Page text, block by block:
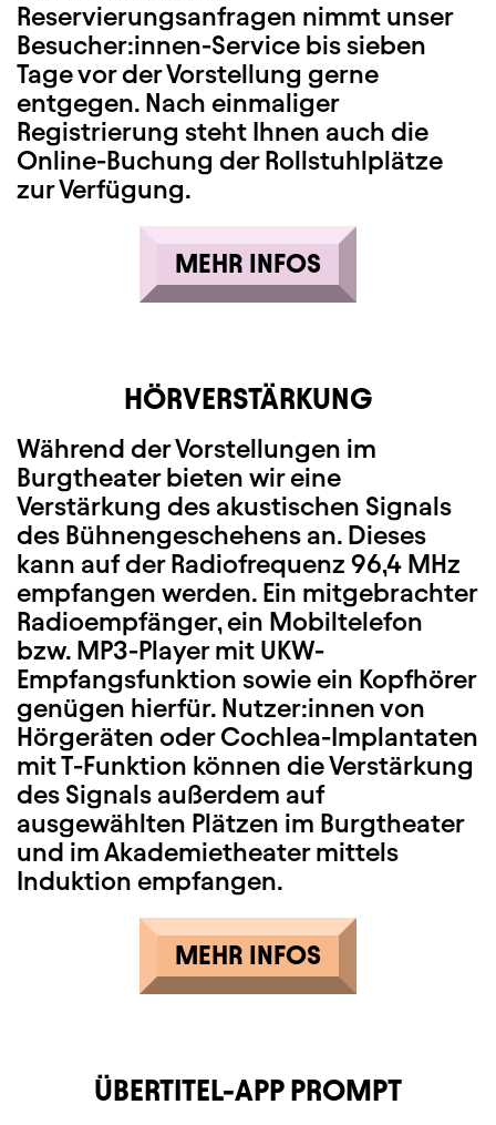
Reservierungsanfragen nimmt unser
Besucher:innen-Service bis sieben
Tage vor der Vorstellung gerne
entgegen. Nach einmaliger
Registrierung steht Ihnen auch die
Online-Buchung der Rollstuhlplätze
zur Verfügung.
MEHR INFOS
HÖRVERSTÄRKUNG
Während der Vorstellungen im
Burgtheater bieten wir eine
Verstärkung des akustischen Signals
des Bühnengeschehens an. Dieses
kann auf der Radiofrequenz 96,4 MHz
empfangen werden. Ein mitgebrachter
Radioempfänger, ein Mobiltelefon
bzw. MP3-Player mit UKW-
Empfangsfunktion sowie ein Kopfhörer
genügen hierfür. Nutzer:innen von
Hörgeräten oder Cochlea-Implantaten
mit T-Funktion können die Verstärkung
des Signals außerdem auf
ausgewählten Plätzen im Burgtheater
und im Akademietheater mittels
Induktion empfangen.
MEHR INFOS
ÜBERTITEL-APP PROMPT